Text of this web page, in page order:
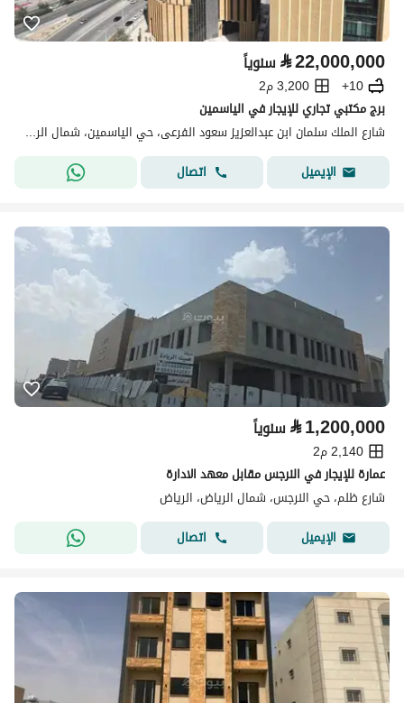
⃁22,000,000 سنوياً
10+
3,200 م2
برج مكتبي تجاري للإيجار في الياسمين
شارع الملك سلمان ابن عبدالعزيز سعود الفرعى، حي الياسمين، شمال الرياض، الرياض
الإيميل
اتصال
⃁1,200,000 سنوياً
2,140 م2
عمارة للإيجار في النرجس مقابل معهد الادارة
شارع ظلم، حي النرجس، شمال الرياض، الرياض
الإيميل
اتصال